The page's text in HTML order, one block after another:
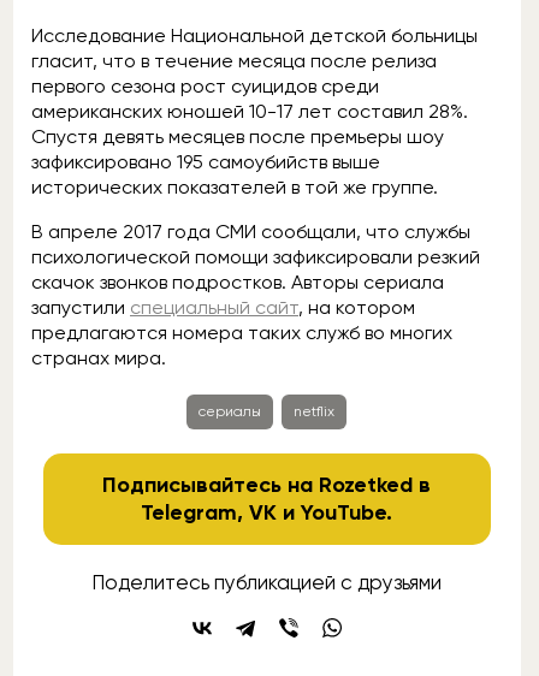
Исследование Национальной детской больницы
гласит, что в течение месяца после релиза
первого сезона рост суицидов среди
американских юношей 10-17 лет составил 28%.
Спустя девять месяцев после премьеры шоу
зафиксировано 195 самоубийств выше
исторических показателей в той же группе.
В апреле 2017 года СМИ сообщали, что службы
психологической помощи зафиксировали резкий
скачок звонков подростков. Авторы сериала
запустили специальный сайт, на котором
предлагаются номера таких служб во многих
странах мира.
сериалы netflix
Подписывайтесь на Rozetked в
Telegram,VK иYouTube.
Поделитесь публикацией с друзьями